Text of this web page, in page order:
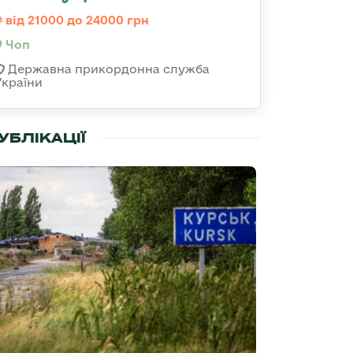
від 21000 до 24000 грн
Чоп
Державна прикордонна служба